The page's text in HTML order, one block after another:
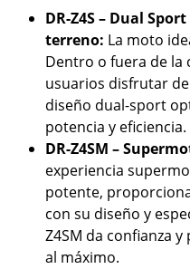
DR-Z4S – Dual
terreno: La moto
Dentro o fuera de la
usuarios disfrutar
diseño dual-sport
potencia y eficiencia.
DR-Z4SM –
experiencia
potente,
con su diseño y
Z4SM da confianza
al máximo.